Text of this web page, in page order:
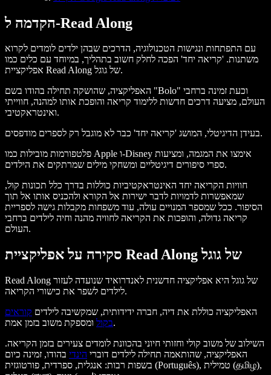
הקדמה ל-Read Along
עם התפתחות ונגישות הטכנולוגיה, הדרכים שבהן ילדים לומדים לקרוא
משתנות. 'קריאה יחד' הפכה לחלק חשוב בתהליך, במיוחד עם כלים כמו
אפליקציית Read Along של גוגל.
האפליקציה, שהושקה תחילה בהודו בשם "Bolo" וכעת זמינה ברחבי
העולם, מציעה דרכים חדשות ללימוד קריאה והופכת אותו למהנה, חווייתי
ואינטראקטיבי.
בעידן הדיגיטלי, המושג 'קריאה יחד' כבר לא מוגבל רק לספרים מודפסים.
פלטפורמות מובילות כמו Apple ו-Disney אימצו את המגמה, ומציעות
ספרי סיפורים דיגיטליים ומשחקי מילים שמרתקים את הילדים.
חוויות הקריאה יחד האינטראקטיביות כוללות בדרך כלל תכונות קול,
שמאפשרות לדמויות לדבר ישירות אל הקורא ולהכניס אותו אל תוך
הסיפור. ככל שמספר המנויים עולה, עוד משפחות מקבלות גישה לספריית
קריאה גדולה, והופכות את הקריאה לחוויה מהנה וחיה לילדים ברחבי
העולם.
סקירה על אפליקציית Read Along של גוגל
Read Along של גוגל היא אפליקציה חדשנית לאנדרואיד שנועדה לעזור
לילדים לשפר את כישורי הקריאה.
האפליקציה כוללת את דיה, חברה ידידותית, שמקשיבה לילדים קוראים
בקולומספקת משוב בזמן אמת.
השילוב של משוב קולי וחזותי חיוני בהכוונת לומדים צעירים בזמן הקריאה.
האפליקציה, שהותאמה תחילה לילדים דוברי הינדי בהודו, זמינה כיום
בשפות רבות: אנגלית, ספרדית, פורטוגזית (Português), טמילית (தமிழ),